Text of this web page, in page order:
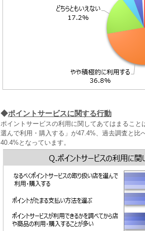
◆ポイントサービスに関する行動
ポイントサービスの利用に関してあてはまるこ
選んで利用・購入する」が47.4%、過去調査と
40.4%となっています。